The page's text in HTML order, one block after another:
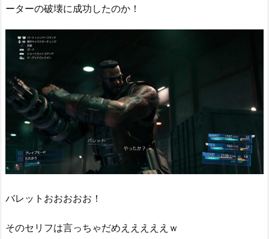
ーターの破壊に成功したのか！
バレットおおおおお！
そのセリフは言っちゃだめえええええｗ